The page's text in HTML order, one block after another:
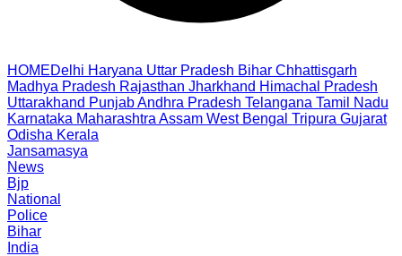
HOMEDelhi Haryana Uttar Pradesh Bihar Chhattisgarh
Madhya Pradesh Rajasthan Jharkhand Himachal Pradesh
Uttarakhand PunjabAndhra Pradesh Telangana Tamil Nadu
Karnataka Maharashtra Assam West Bengal Tripura Gujarat
Odisha Kerala
Jansamasya
News
Bjp
National
Police
Bihar
India